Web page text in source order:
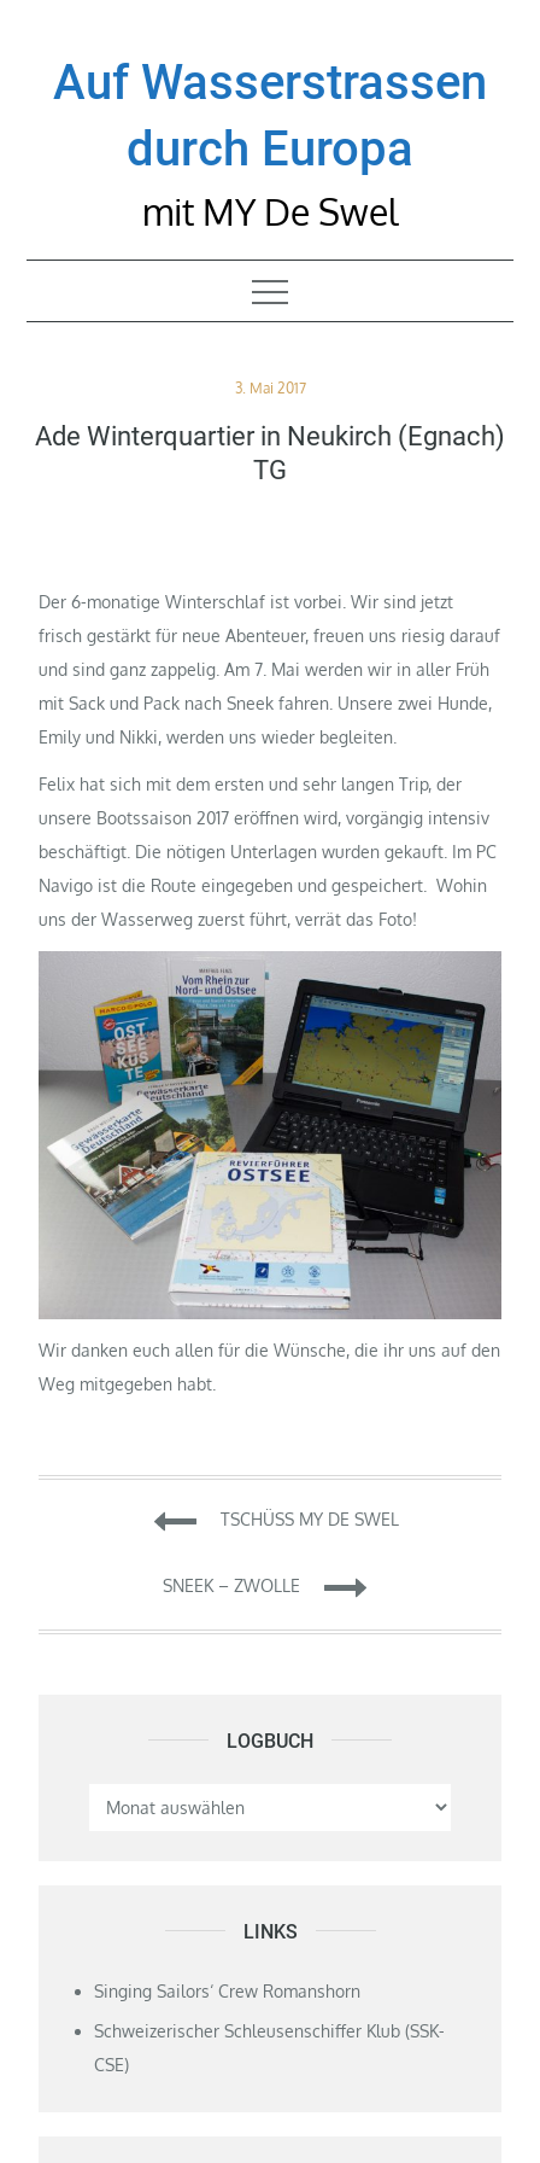
contentAuf Wasserstrassen
durch Europa
mit MY De Swel
Posted
3. Mai 2017
Ade Winterquartier in Neukirch (Egnach)
TG
Der 6-monatige Winterschlaf ist vorbei. Wir sind jetzt
frisch gestärkt für neue Abenteuer, freuen uns riesig darauf
und sind ganz zappelig. Am 7. Mai werden wir in aller Früh
mit Sack und Pack nach Sneek fahren. Unsere zwei Hunde,
Emily und Nikki, werden uns wieder begleiten.
Felix hat sich mit dem ersten und sehr langen Trip, der
unsere Bootssaison 2017 eröffnen wird, vorgängig intensiv
beschäftigt. Die nötigen Unterlagen wurden gekauft. Im PC
Navigo ist die Route eingegeben und gespeichert. Wohin
uns der Wasserweg zuerst führt, verrät das Foto!
Wir danken euch allen für die Wünsche, die ihr uns auf den
Weg mitgegeben habt.
Beitragsnavigation
TSCHÜSS MY DE SWEL
SNEEK – ZWOLLE
LOGBUCH Logbuch
LINKS
Singing Sailors‘ Crew Romanshorn
Schweizerischer Schleusenschiffer Klub (SSK-
CSE)